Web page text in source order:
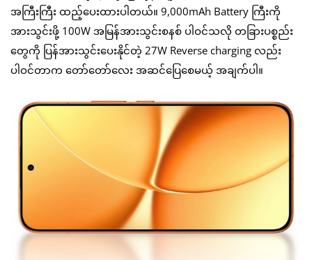
အကြီးကြီး ထည့်ပေးထားပါတယ်။ 9,000mAh Battery ကြီးကို
အားသွင်းဖို့ 100W အမြန်အားသွင်းစနစ် ပါဝင်သလို တခြားပစ္စည်း
တွေကို ပြန်အားသွင်းပေးနိုင်တဲ့ 27W Reverse charging လည်း
ပါဝင်တာက တော်တော်လေး အဆင်ပြေစေမယ့် အချက်ပါ။